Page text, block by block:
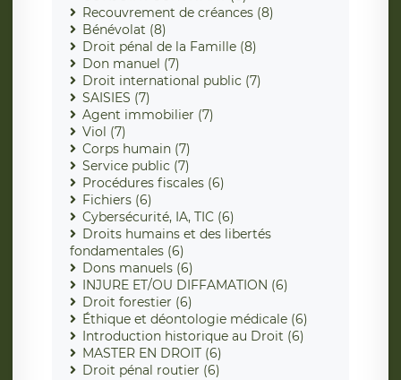
Recouvrement de créances (8)
Bénévolat (8)
Droit pénal de la Famille (8)
Don manuel (7)
Droit international public (7)
SAISIES (7)
Agent immobilier (7)
Viol (7)
Corps humain (7)
Service public (7)
Procédures fiscales (6)
Fichiers (6)
Cybersécurité, IA, TIC (6)
Droits humains et des libertés
fondamentales (6)
Dons manuels (6)
INJURE ET/OU DIFFAMATION (6)
Droit forestier (6)
Éthique et déontologie médicale (6)
Introduction historique au Droit (6)
MASTER EN DROIT (6)
Droit pénal routier (6)